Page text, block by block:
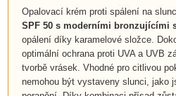
Opalovací krém proti spálení na
SPF 50 s moderními bronzujícími
opálení díky karamelové složce.
optimální ochrana proti UVA a UVB
tvorbě vrásek. Vhodné pro citlivou
nemohou být vystaveny slunci, jako